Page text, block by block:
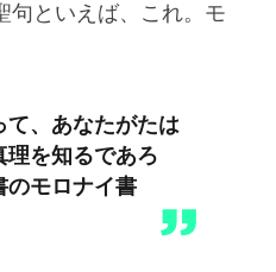
句といえば、これ。モ
て、あなたがた​は​
理​を知る​で​あろ
のモロナイ書